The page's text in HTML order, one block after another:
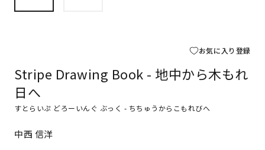
お気に入り登録
Stripe Drawing Book - 地中から木もれ
日へ
すとらいぷ どろーいんぐ ぶっく - ちちゅうからこもれびへ
中西 信洋